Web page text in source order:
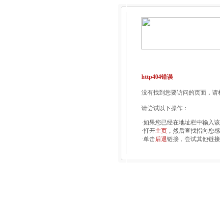
http404错误
没有找到您要访问的页面，
请尝试以下操作：
·如果您已经在地址栏中输入
·打开主页 ，然后查找指向您
·单击后退链接，尝试其他链